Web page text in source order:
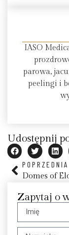
IASO
parowa,
peelingi i
Udostępnij
POPRZEDNIA
Zapytaj o